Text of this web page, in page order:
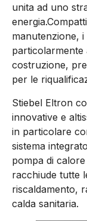
unita ad uno
manutenzione,
particolarmente
costruzione,
per le
Stiebel Eltron
innovative e
in particolare
sistema
pompa di
racchiude tutte
riscaldamento,
calda sanitaria.